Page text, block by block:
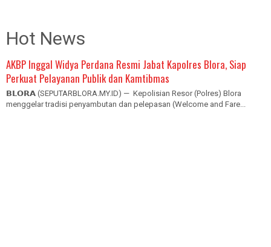
Hot News
AKBP Inggal Widya Perdana Resmi Jabat Kapolres Blora, Siap
Perkuat Pelayanan Publik dan Kamtibmas
𝗕𝗟𝗢𝗥𝗔 (SEPUTARBLORA.MY.ID) — Kepolisian Resor (Polres) Blora
menggelar tradisi penyambutan dan pelepasan (Welcome and Fare...